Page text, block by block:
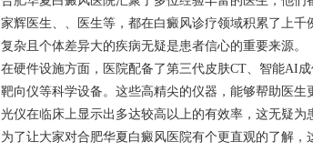
家辉医生、、医生等，都在白癜风诊疗领域积累了上千
复杂且个体差异大的疾病无疑是患者信心的重要来源。
在硬件设施方面，医院配备了第三代皮肤CT、智能AI
靶向仪等科学设备。这些高精尖的仪器，能够帮助医生
光仪在临床上显示出多达较高以上的有效率，这无疑为
为了让大家对合肥华夏白癜风医院有个更直观的了解